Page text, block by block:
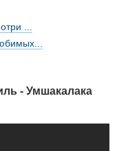
...
- Умшакалака